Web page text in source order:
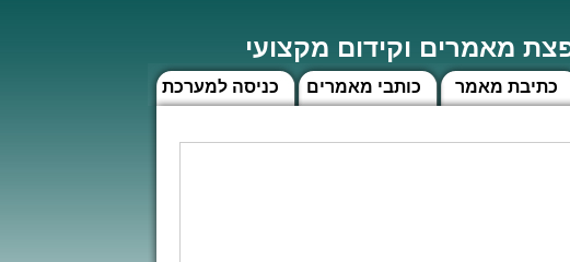
מאמרים וקידום מקצועי
כניסה למערכת כותבי מאמרים כתיבת מאמר